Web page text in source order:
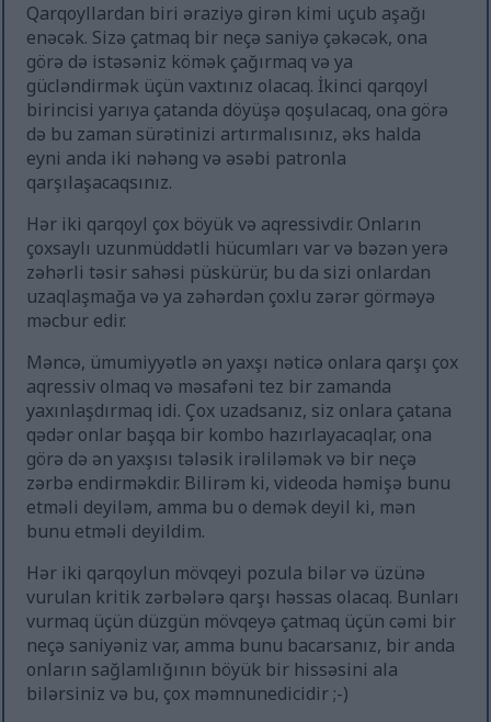
Qarqoyllardan biri əraziyə girən kimi uçub aşağı
enəcək. Sizə çatmaq bir neçə saniyə çəkəcək, ona
görə də istəsəniz kömək çağırmaq və ya
gücləndirmək üçün vaxtınız olacaq. İkinci qarqoyl
birincisi yarıya çatanda döyüşə qoşulacaq, ona görə
də bu zaman sürətinizi artırmalısınız, əks halda
eyni anda iki nəhəng və əsəbi patronla
qarşılaşacaqsınız.
Hər iki qarqoyl çox böyük və aqressivdir. Onların
çoxsaylı uzunmüddətli hücumları var və bəzən yerə
zəhərli təsir sahəsi püskürür, bu da sizi onlardan
uzaqlaşmağa və ya zəhərdən çoxlu zərər görməyə
məcbur edir.
Məncə, ümumiyyətlə ən yaxşı nəticə onlara qarşı çox
aqressiv olmaq və məsafəni tez bir zamanda
yaxınlaşdırmaq idi. Çox uzadsanız, siz onlara çatana
qədər onlar başqa bir kombo hazırlayacaqlar, ona
görə də ən yaxşısı tələsik irəliləmək və bir neçə
zərbə endirməkdir. Bilirəm ki, videoda həmişə bunu
etməli deyiləm, amma bu o demək deyil ki, mən
bunu etməli deyildim.
Hər iki qarqoylun mövqeyi pozula bilər və üzünə
vurulan kritik zərbələrə qarşı həssas olacaq. Bunları
vurmaq üçün düzgün mövqeyə çatmaq üçün cəmi bir
neçə saniyəniz var, amma bunu bacarsanız, bir anda
onların sağlamlığının böyük bir hissəsini ala
bilərsiniz və bu, çox məmnunedicidir ;-)